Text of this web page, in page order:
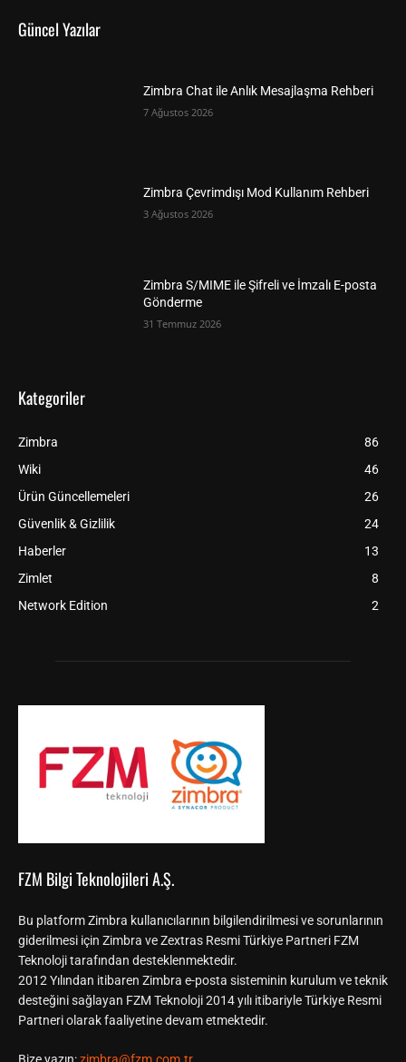
Güncel Yazılar
Zimbra Chat ile Anlık Mesajlaşma Rehberi
7 Ağustos 2026
Zimbra Çevrimdışı Mod Kullanım Rehberi
3 Ağustos 2026
Zimbra S/MIME ile Şifreli ve İmzalı E-posta
Gönderme
31 Temmuz 2026
Kategoriler
Zimbra
86
Wiki
46
Ürün Güncellemeleri
26
Güvenlik & Gizlilik
24
Haberler
13
Zimlet
8
Network Edition
2
FZM Bilgi Teknolojileri A.Ş.
Bu platform Zimbra kullanıcılarının bilgilendirilmesi ve sorunlarının
giderilmesi için Zimbra ve Zextras Resmi Türkiye Partneri FZM
Teknoloji tarafından desteklenmektedir.
2012 Yılından itibaren Zimbra e-posta sisteminin kurulum ve teknik
desteğini sağlayan FZM Teknoloji 2014 yılı itibariyle Türkiye Resmi
Partneri olarak faaliyetine devam etmektedir.